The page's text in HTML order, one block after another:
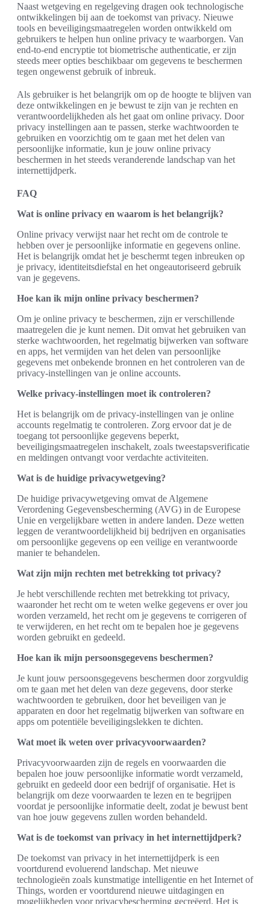
Naast wetgeving en regelgeving dragen ook technologische
ontwikkelingen bij aan de toekomst van privacy. Nieuwe
tools en beveiligingsmaatregelen worden ontwikkeld om
gebruikers te helpen hun online privacy te waarborgen. Van
end-to-end encryptie tot biometrische authenticatie, er zijn
steeds meer opties beschikbaar om gegevens te beschermen
tegen ongewenst gebruik of inbreuk.
Als gebruiker is het belangrijk om op de hoogte te blijven van
deze ontwikkelingen en je bewust te zijn van je rechten en
verantwoordelijkheden als het gaat om online privacy. Door
privacy instellingen aan te passen, sterke wachtwoorden te
gebruiken en voorzichtig om te gaan met het delen van
persoonlijke informatie, kun je jouw online privacy
beschermen in het steeds veranderende landschap van het
internettijdperk.
FAQ
Wat is online privacy en waarom is het belangrijk?
Online privacy verwijst naar het recht om de controle te
hebben over je persoonlijke informatie en gegevens online.
Het is belangrijk omdat het je beschermt tegen inbreuken op
je privacy, identiteitsdiefstal en het ongeautoriseerd gebruik
van je gegevens.
Hoe kan ik mijn online privacy beschermen?
Om je online privacy te beschermen, zijn er verschillende
maatregelen die je kunt nemen. Dit omvat het gebruiken van
sterke wachtwoorden, het regelmatig bijwerken van software
en apps, het vermijden van het delen van persoonlijke
gegevens met onbekende bronnen en het controleren van de
privacy-instellingen van je online accounts.
Welke privacy-instellingen moet ik controleren?
Het is belangrijk om de privacy-instellingen van je online
accounts regelmatig te controleren. Zorg ervoor dat je de
toegang tot persoonlijke gegevens beperkt,
beveiligingsmaatregelen inschakelt, zoals tweestapsverificatie
en meldingen ontvangt voor verdachte activiteiten.
Wat is de huidige privacywetgeving?
De huidige privacywetgeving omvat de Algemene
Verordening Gegevensbescherming (AVG) in de Europese
Unie en vergelijkbare wetten in andere landen. Deze wetten
leggen de verantwoordelijkheid bij bedrijven en organisaties
om persoonlijke gegevens op een veilige en verantwoorde
manier te behandelen.
Wat zijn mijn rechten met betrekking tot privacy?
Je hebt verschillende rechten met betrekking tot privacy,
waaronder het recht om te weten welke gegevens er over jou
worden verzameld, het recht om je gegevens te corrigeren of
te verwijderen, en het recht om te bepalen hoe je gegevens
worden gebruikt en gedeeld.
Hoe kan ik mijn persoonsgegevens beschermen?
Je kunt jouw persoonsgegevens beschermen door zorgvuldig
om te gaan met het delen van deze gegevens, door sterke
wachtwoorden te gebruiken, door het beveiligen van je
apparaten en door het regelmatig bijwerken van software en
apps om potentiële beveiligingslekken te dichten.
Wat moet ik weten over privacyvoorwaarden?
Privacyvoorwaarden zijn de regels en voorwaarden die
bepalen hoe jouw persoonlijke informatie wordt verzameld,
gebruikt en gedeeld door een bedrijf of organisatie. Het is
belangrijk om deze voorwaarden te lezen en te begrijpen
voordat je persoonlijke informatie deelt, zodat je bewust bent
van hoe jouw gegevens zullen worden behandeld.
Wat is de toekomst van privacy in het internettijdperk?
De toekomst van privacy in het internettijdperk is een
voortdurend evoluerend landschap. Met nieuwe
technologieën zoals kunstmatige intelligentie en het Internet of
Things, worden er voortdurend nieuwe uitdagingen en
mogelijkheden voor privacybescherming gecreëerd. Het is